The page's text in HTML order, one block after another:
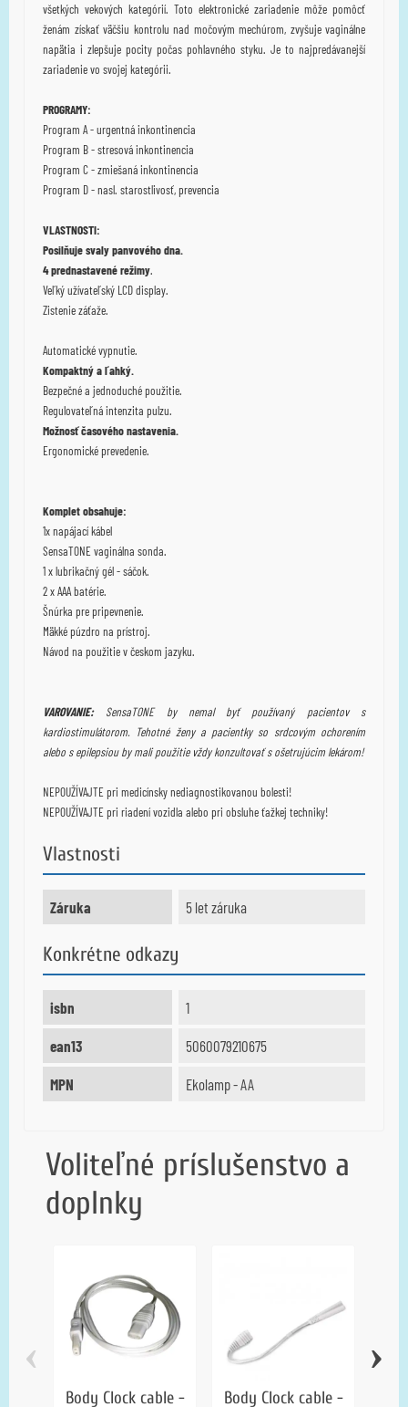
všetkých vekových kategórií. Toto elektronické zariadenie môže pomôcť
ženám získať väčšiu kontrolu nad močovým mechúrom, zvyšuje vaginálne
napätia i zlepšuje pocity počas pohlavného styku. Je to najpredávanejší
zariadenievo svojej kategórii.
PROGRAMY:
Program A - urgentná inkontinencia
Program B - stresová inkontinencia
Program C - zmiešaná inkontinencia
Program D - nasl. starostlivosť, prevencia
VLASTNOSTI:
Posilňuje svaly panvového dna.
4 prednastavené režimy.
Veľký užívateľský LCD display.
Zistenie záťaže.
Automatické vypnutie.
Kompaktný a ľahký.
Bezpečné a jednoduché použitie.
Regulovateľná intenzita pulzu.
Možnosť časového nastavenia.
Ergonomické prevedenie.
Komplet obsahuje:
1x napájací kábel
SensaTONE vaginálna sonda.
1 x lubrikačný gél - sáčok.
2 x AAA batérie.
Šnúrka pre pripevnenie.
Mäkké púzdro na prístroj.
Návod na použitie v českom jazyku.
VAROVANIE:SensaTONE by nemal byť používaný pacientov s
kardiostimulátorom. Tehotné ženy a pacientky so srdcovým ochorením
alebo s epilepsiou by mali použitie vždy konzultovať s ošetrujúcim lekárom!
NEPOUŽÍVAJTE pri medicínsky nediagnostikovanou bolesti!
NEPOUŽÍVAJTE pri riadení vozidla alebo pri obsluhe ťažkej techniky!
Vlastnosti
Záruka 5 let záruka
Konkrétne odkazy
isbn 1
ean13 5060079210675
MPN Ekolamp - AA
Voliteľné príslušenstvo a
doplnky
Body Clock cable - Body Clock cable -
‹ ›